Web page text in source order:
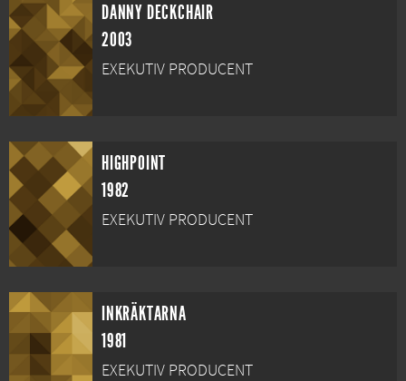
DANNY DECKCHAIR
2003
EXEKUTIV PRODUCENT
HIGHPOINT
1982
EXEKUTIV PRODUCENT
INKRÄKTARNA
1981
EXEKUTIV PRODUCENT